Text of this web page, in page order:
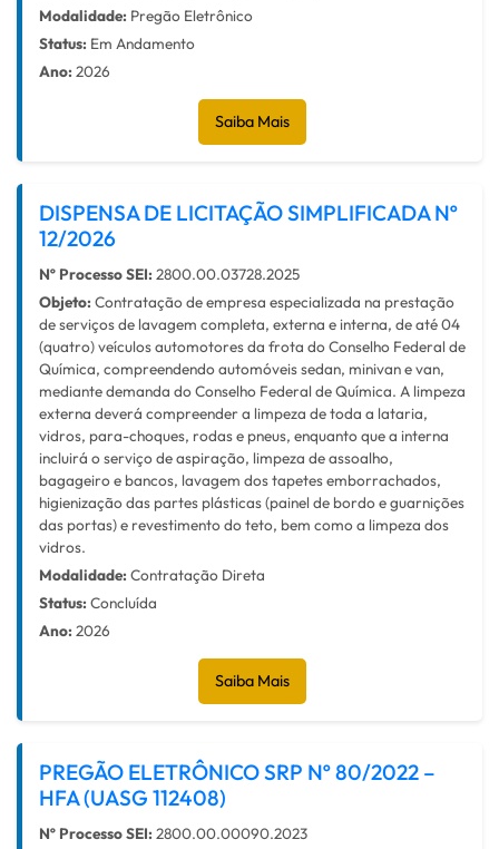
Modalidade: Pregão Eletrônico
Status: Em Andamento
Ano: 2026
Saiba Mais
DISPENSA DE LICITAÇÃO SIMPLIFICADA Nº
12/2026
Nº Processo SEI: 2800.00.03728.2025
Objeto: Contratação de empresa especializada na prestação
de serviços de lavagem completa, externa e interna, de até 04
(quatro) veículos automotores da frota do Conselho Federal de
Química, compreendendo automóveis sedan, minivan e van,
mediante demanda do Conselho Federal de Química. A limpeza
externa deverá compreender a limpeza de toda a lataria,
vidros, para-choques, rodas e pneus, enquanto que a interna
incluirá o serviço de aspiração, limpeza de assoalho,
bagageiro e bancos, lavagem dos tapetes emborrachados,
higienização das partes plásticas (painel de bordo e guarnições
das portas) e revestimento do teto, bem como a limpeza dos
vidros.
Modalidade: Contratação Direta
Status: Concluída
Ano: 2026
Saiba Mais
PREGÃO ELETRÔNICO SRP Nº 80/2022 –
HFA (UASG 112408)
Nº Processo SEI: 2800.00.00090.2023